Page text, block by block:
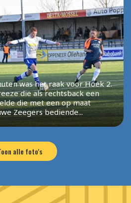
was het raak voor Hoek 2.
die als rechtsback een
die met een op maat
Zeegers bediende...
alle foto's